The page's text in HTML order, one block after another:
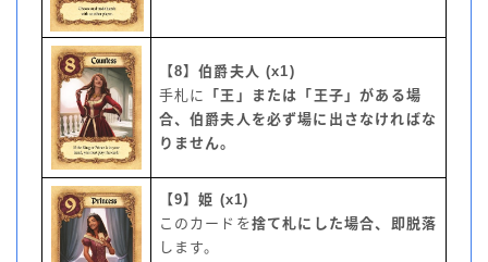
【8】伯爵夫人 (x1)
手札に
「王」または「王子」がある場
合、伯爵夫人を必ず場に出さなければな
りません。
【9】姫 (x1)
このカードを捨て札にした場合、即脱落
します。